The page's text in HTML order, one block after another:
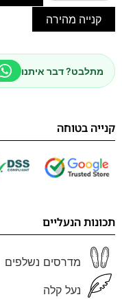
קנייה מהירה
מתלבט? דבר איתנו
קנייה בטוחה
תכונות הנעליים
מדרסים נשלפים
נעל קלה